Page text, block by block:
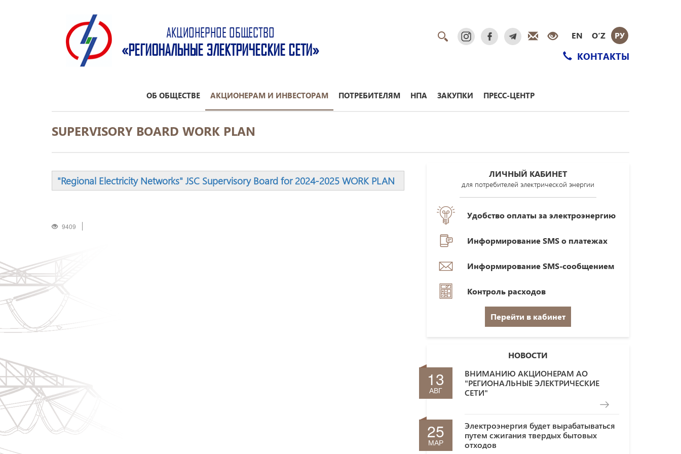
АКЦИОНЕРНОЕ ОБЩЕСТВО
«РЕГИОНАЛЬНЫЕ ЭЛЕКТРИЧЕСКИЕ СЕТИ»
EN O‘Z РУ
КОНТАКТЫ
ОБ ОБЩЕСТВЕ АКЦИОНЕРАМ И ИНВЕСТОРАМ ПОТРЕБИТЕЛЯМ НПА ЗАКУПКИ ПРЕСС-ЦЕНТР
SUPERVISORY BOARD WORK PLAN
"Regional Electricity Networks" JSC Supervisory Board for 2024-2025 WORK PLAN
9409
ЛИЧНЫЙ КАБИНЕТ
для потребителей электрической энергии
Удобство оплаты за электроэнергию
Информирование SMS о платежах
Информирование SMS-сообщением
Контроль расходов
Перейти в кабинет
НОВОСТИ
13
АВГ
ВНИМАНИЮ АКЦИОНЕРАМ АО
"РЕГИОНАЛЬНЫЕ ЭЛЕКТРИЧЕСКИЕ
СЕТИ"
25
МАР
Электроэнергия будет вырабатываться
путем сжигания твердых бытовых
отходов